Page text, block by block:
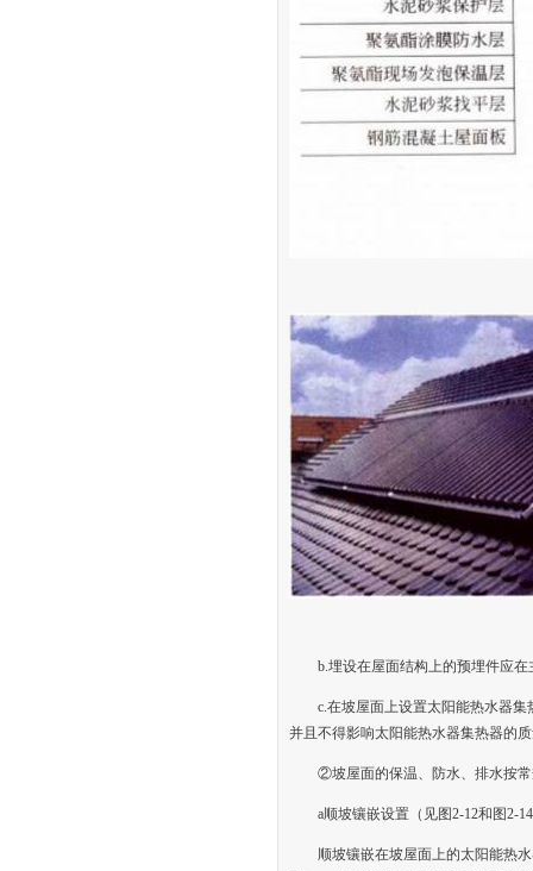
b.埋设在屋面结构上的预埋件应
c.在坡屋面上设置太阳能热水器
并且不得影响太阳能热水器集热器的
②坡屋面的保温、防水、排水按
a顺坡镶嵌设置（见图2-12和图2-
顺坡镶嵌在坡屋面上的太阳能热